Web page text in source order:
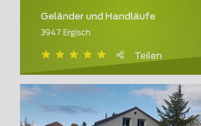
Geländer und Handläufe
3947 Ergisch
Teilen